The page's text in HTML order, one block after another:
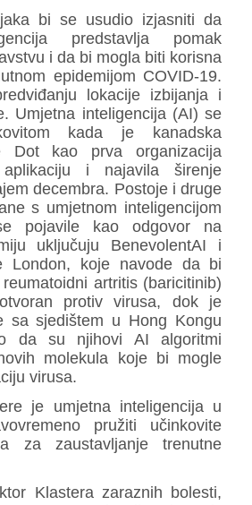
bi se usudio izjasniti da
predstavlja pomak
i da bi mogla biti korisna
epidemijom COVID-19.
lokacije izbijanja i
Umjetna inteligencija (AI) se
kada je kanadska
Dot kao prva organizacija
i najavila širenje
decembra. Postoje i druge
s umjetnom inteligencijom
pojavile kao odgovor na
uključuju BenevolentAI i
London, koje navode da bi
artritis (baricitinib)
protiv virusa, dok je
sa sjedištem u Hong Kongu
da su njihovi AI algoritmi
molekula koje bi mogle
virusa.
je umjetna inteligencija u
pružiti učinkovite
za zaustavljanje trenutne
Klastera zaraznih bolesti,